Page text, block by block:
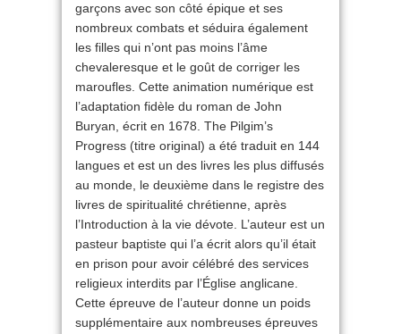
garçons avec son côté épique et ses
nombreux combats et séduira également
les filles qui n’ont pas moins l’âme
chevaleresque et le goût de corriger les
maroufles. Cette animation numérique est
l’adaptation fidèle du roman de John
Buryan, écrit en 1678. The Pilgim’s
Progress (titre original) a été traduit en 144
langues et est un des livres les plus diffusés
au monde, le deuxième dans le registre des
livres de spiritualité chrétienne, après
l’Introduction à la vie dévote. L’auteur est un
pasteur baptiste qui l’a écrit alors qu’il était
en prison pour avoir célébré des services
religieux interdits par l’Église anglicane.
Cette épreuve de l’auteur donne un poids
supplémentaire aux nombreuses épreuves